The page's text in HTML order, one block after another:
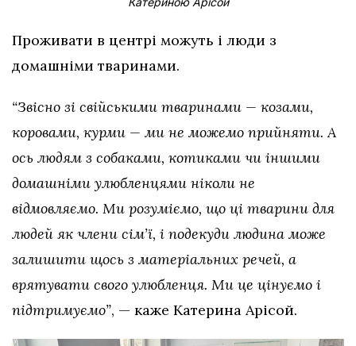
Проживати в центрі можуть і люди з
домашніми тваринами.
“Звісно зі свійськими тваринами — козами,
коровами, курми — ми не можемо прийняти. А
ось людям з собаками, котиками чи іншими
домашніми улюбленцями ніколи не
відмовляємо. Ми розуміємо, що ці тварини для
людей як члени сім’ї, і подекуди людина може
залишити щось з матеріальних речей, а
врятувати свого улюбленця. Ми це цінуємо і
підтримуємо”, — каже Катерина Арісой.